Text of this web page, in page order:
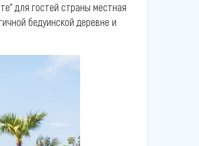
для гостей страны местная
бедуинской деревне и